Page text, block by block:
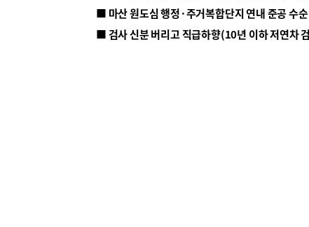
■ 마산 원도심 행정·주거복합단지 연내 준공 수순